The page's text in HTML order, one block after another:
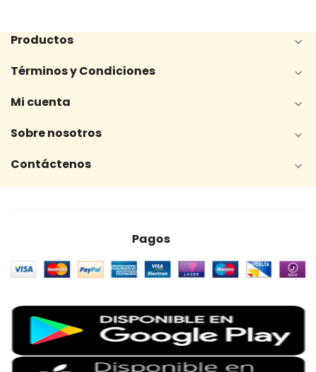
Productos 
Términos y Condiciones 
Mi cuenta 
Sobre nosotros 
Contáctenos 
Pagos